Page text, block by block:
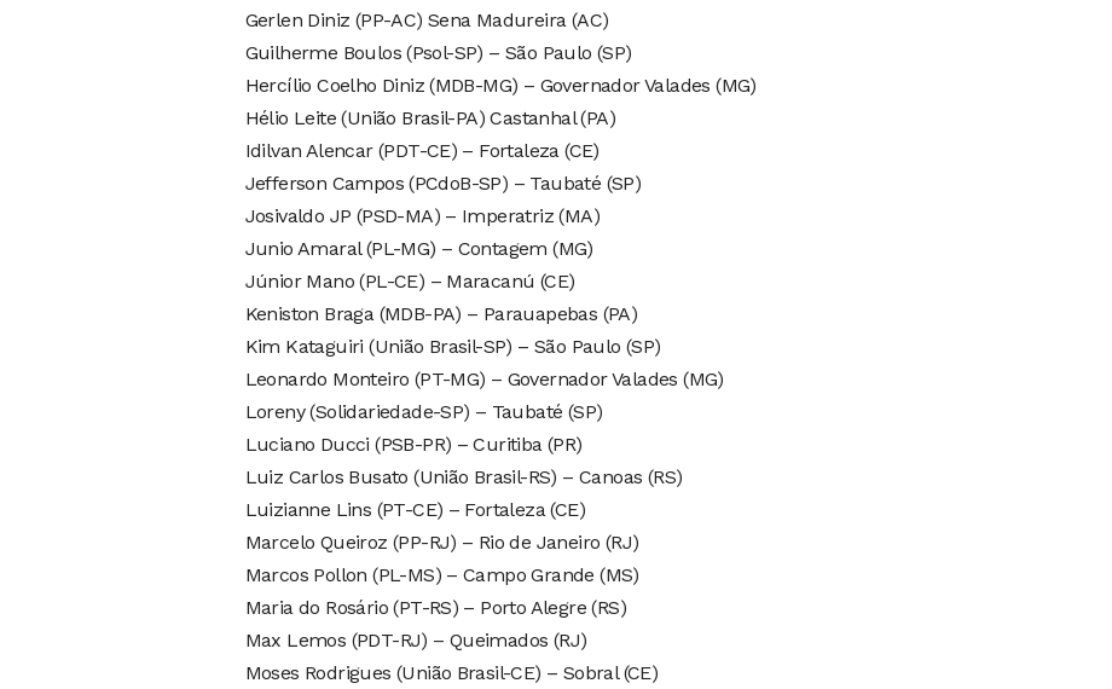
Gerlen Diniz (PP-AC) Sena Madureira (AC)
Guilherme Boulos (Psol-SP) – São Paulo (SP)
Hercílio Coelho Diniz (MDB-MG) – Governador Valades (MG)
Hélio Leite (União Brasil-PA) Castanhal (PA)
Idilvan Alencar (PDT-CE) – Fortaleza (CE)
Jefferson Campos (PCdoB-SP) – Taubaté (SP)
Josivaldo JP (PSD-MA) – Imperatriz (MA)
Junio Amaral (PL-MG) – Contagem (MG)
Júnior Mano (PL-CE) – Maracanú (CE)
Keniston Braga (MDB-PA) – Parauapebas (PA)
Kim Kataguiri (União Brasil-SP) – São Paulo (SP)
Leonardo Monteiro (PT-MG) – Governador Valades (MG)
Loreny (Solidariedade-SP) – Taubaté (SP)
Luciano Ducci (PSB-PR) – Curitiba (PR)
Luiz Carlos Busato (União Brasil-RS) – Canoas (RS)
Luizianne Lins (PT-CE) – Fortaleza (CE)
Marcelo Queiroz (PP-RJ) – Rio de Janeiro (RJ)
Marcos Pollon (PL-MS) – Campo Grande (MS)
Maria do Rosário (PT-RS) – Porto Alegre (RS)
Max Lemos (PDT-RJ) – Queimados (RJ)
Moses Rodrigues (União Brasil-CE) – Sobral (CE)